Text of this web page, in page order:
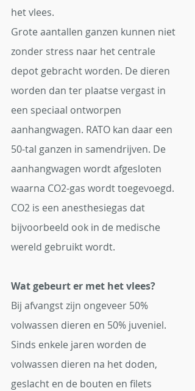
het vlees.
Grote aantallen ganzen kunnen niet
zonder stress naar het centrale
depot gebracht worden. De dieren
worden dan ter plaatse vergast in
een speciaal ontworpen
aanhangwagen. RATO kan daar een
50-tal ganzen in samendrijven. De
aanhangwagen wordt afgesloten
waarna CO2-gas wordt toegevoegd.
CO2 is een anesthesiegas dat
bijvoorbeeld ook in de medische
wereld gebruikt wordt.
Wat gebeurt er met het vlees?
Bij afvangst zijn ongeveer 50%
volwassen dieren en 50% juveniel.
Sinds enkele jaren worden de
volwassen dieren na het doden,
geslacht en de bouten en filets